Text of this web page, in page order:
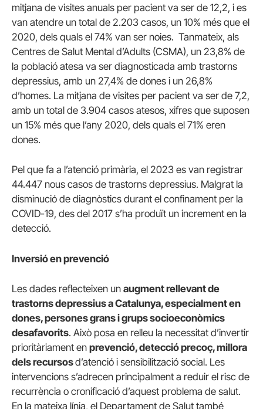
mitjana de visites anuals per pacient va ser de 12,2, i es
van atendre un total de 2.203 casos, un 10% més que el
2020, dels quals el 74% van ser noies. Tanmateix, als
Centres de Salut Mental d’Adults (CSMA), un 23,8% de
la població atesa va ser diagnosticada amb trastorns
depressius, amb un 27,4% de dones i un 26,8%
d’homes. La mitjana de visites per pacient va ser de 7,2,
amb un total de 3.904 casos atesos, xifres que suposen
un 15% més que l’any 2020, dels quals el 71% eren
dones.
Pel que fa a l’atenció primària, el 2023 es van registrar
44.447 nous casos de trastorns depressius. Malgrat la
disminució de diagnòstics durant el confinament per la
COVID-19, des del 2017 s’ha produït un increment en la
detecció.
Inversió en prevenció
Les dades reflecteixen un augment rellevant de
trastorns depressius a Catalunya, especialment en
dones, persones grans i grups socioeconòmics
desafavorits. Això posa en relleu la necessitat d’invertir
prioritàriament en prevenció, detecció precoç, millora
dels recursosd’atenció i sensibilització social. Les
intervencions s’adrecen principalment a reduir el risc de
recurrència o cronificació d’aquest problema de salut.
En la mateixa línia, el Departament de Salut també